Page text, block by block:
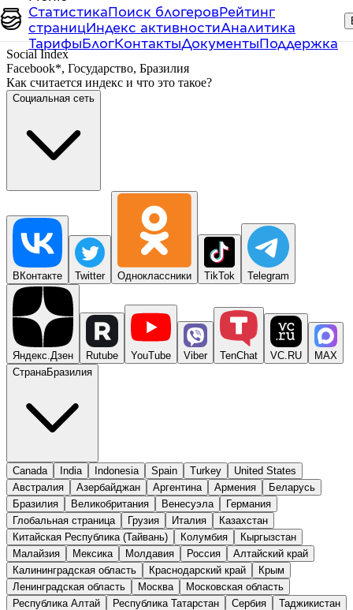
Статистика Поиск блогеров Рейтинг
страницИндекс активностиАналитика
ТарифыБлогКонтактыДокументыПоддержка
Social Index
Facebook*, Государство, Бразилия
Как считается индекс и что это такое?
Социальная сеть
ВКонтакте Twitter Одноклассники TikTok Telegram
Яндекс.Дзен Rutube YouTube Viber TenChat VC.RU
MAX
СтранаБразилия
Canada India Indonesia Spain Turkey
United States
Австралия
Азербайджан Аргентина Армения
Беларусь
Бразилия
Великобритания Венесуэла
Германия
Глобальная страница
Грузия Италия
Казахстан
Китайская Республика (Тайвань)
Колумбия
Кыргызстан
Малайзия
Мексика Молдавия Россия
Алтайский край
Калининградская область
Краснодарский край
Крым
Ленинградская область
Москва
Московская область
Республика Алтай
Республика Татарстан Сербия
Таджикистан